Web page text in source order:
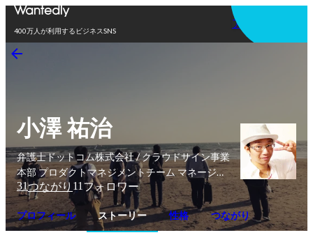
400万人が利用するビジネスSNS
アプリを使う
小澤 祐治
弁護士ドットコム株式会社 / クラウドサイン事業
本部 プロダクトマネジメントチーム マネージャ
ー
31つながり 11 フォロワー
プロフィール ストーリー 性格 つながり